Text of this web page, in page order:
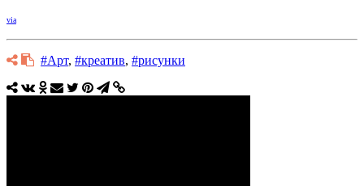
via
#Арт, #креатив, #рисунки